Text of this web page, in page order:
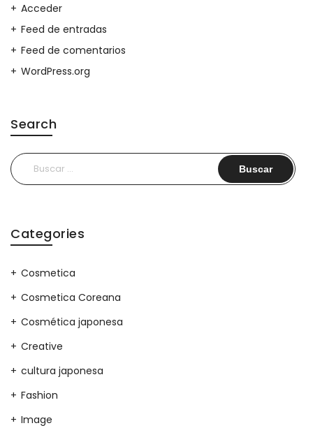
Acceder
Feed de entradas
Feed de comentarios
WordPress.org
Search
Buscar:
Categories
Cosmetica
Cosmetica Coreana
Cosmética japonesa
Creative
cultura japonesa
Fashion
Image